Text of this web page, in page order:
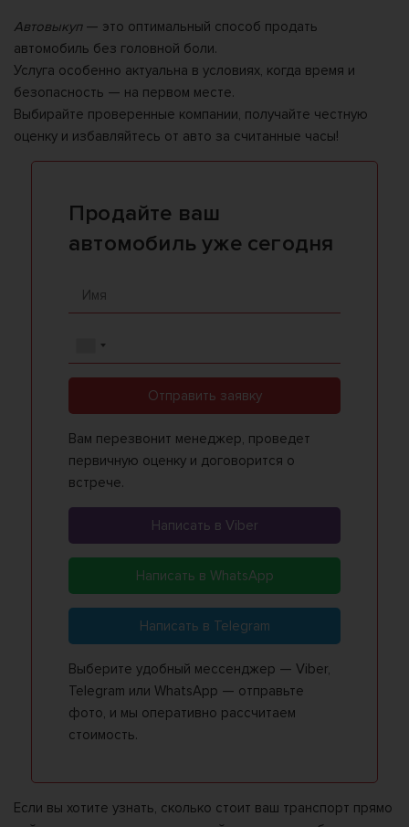
Автовыкуп — это оптимальный способ продать
автомобиль без головной боли.
Услуга особенно актуальна в условиях, когда время и
безопасность — на первом месте.
Выбирайте проверенные компании, получайте честную
оценку и избавляйтесь от авто за считанные часы!
Продайте ваш
автомобиль уже сегодня
Отправить заявку
Вам перезвонит менеджер, проведет
первичную оценку и договорится о
встрече.
Написать в Viber
Написать в WhatsApp
Написать в Telegram
Выберите удобный мессенджер — Viber,
Telegram или WhatsApp — отправьте
фото, и мы оперативно рассчитаем
стоимость.
Если вы хотите узнать, сколько стоит ваш транспорт прямо